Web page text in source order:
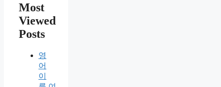
Most
Viewed
Posts
영
어
이